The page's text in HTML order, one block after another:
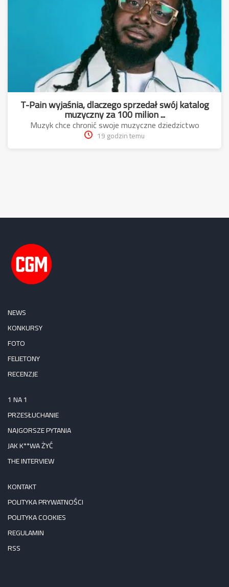
T-Pain wyjaśnia, dlaczego sprzedał swój katalog
muzyczny za 100 milion ...
Muzyk chce chronić swoje muzyczne dziedzictwo
19 godzin temu
NEWS
KONKURSY
FOTO
FELIETONY
RECENZJE
1 NA 1
PRZESŁUCHANIE
NAJGORSZE PYTANIA
JAK K**WA ŻYĆ
THE INTERVIEW
KONTAKT
POLITYKA PRYWATNOŚCI
POLITYKA COOKIES
REGULAMIN
RSS